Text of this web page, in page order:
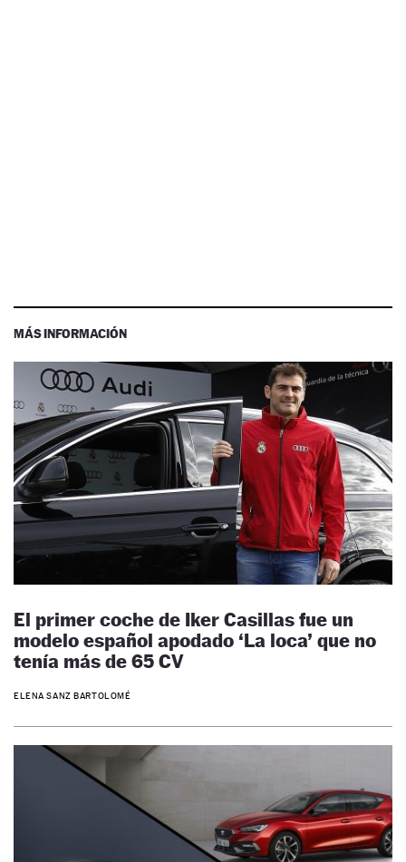
MÁS INFORMACIÓN
El primer coche de Iker Casillas fue un
modelo español apodado ‘La loca’ que no
tenía más de 65 CV
ELENA SANZ BARTOLOMÉ